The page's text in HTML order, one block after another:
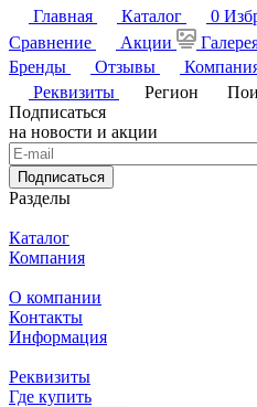
Главная
Каталог 0
Сравнение
Акции
Бренды
Отзывы
Реквизиты
Регион
Подписаться
на новости и акции
Подписаться
Разделы
Каталог
Компания
О компании
Контакты
Информация
Реквизиты
Где купить